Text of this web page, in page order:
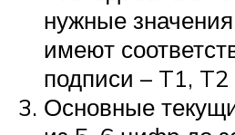
нужные
имеют
подписи – T1,
Основные